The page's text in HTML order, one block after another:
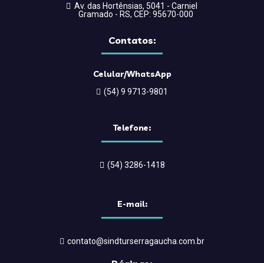
Av. das Hortênsias, 5041 - Carniel
Gramado - RS, CEP: 95670-000
Contatos:
Celular/WhatsApp
(54) 9 9713-9801
Telefone:
(54) 3286-1418
E-mail:
contato@sindturserragaucha.com.br